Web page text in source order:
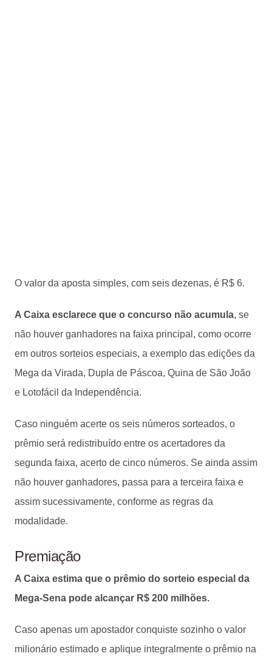
O valor da aposta simples, com seis dezenas, é R$ 6.
A Caixa esclarece que o concurso não acumula, se
não houver ganhadores na faixa principal, como ocorre
em outros sorteios especiais, a exemplo das edições da
Mega da Virada, Dupla de Páscoa, Quina de São João
e Lotofácil da Independência.
Caso ninguém acerte os seis números sorteados, o
prêmio será redistribuído entre os acertadores da
segunda faixa, acerto de cinco números. Se ainda assim
não houver ganhadores, passa para a terceira faixa e
assim sucessivamente, conforme as regras da
modalidade.
Premiação
A Caixa estima que o prêmio do sorteio especial da
Mega-Sena pode alcançar R$ 200 milhões.
Caso apenas um apostador conquiste sozinho o valor
milionário estimado e aplique integralmente o prêmio na